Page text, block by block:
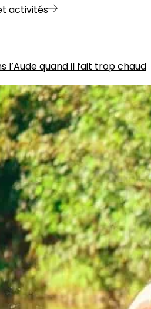
activités
l’Aude quand il fait trop chaud